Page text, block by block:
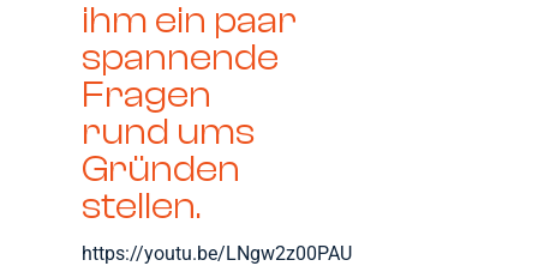
ihm ein paar
spannende
Fragen
rund ums
Gründen
stellen.
https://youtu.be/LNgw2z00PAU